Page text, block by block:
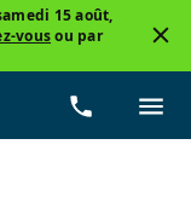
15 août,
vousou par